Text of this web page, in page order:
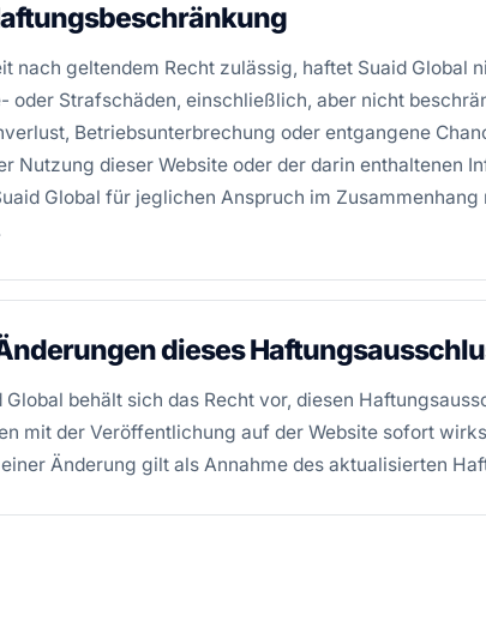
nach geltendem Recht zulässig, haftet Suaid Global
oder Strafschäden, einschließlich, aber nicht
Betriebsunterbrechung oder entgangene
Nutzung dieser Website oder der darin enthaltenen
Global für jeglichen Anspruch im
dieses
Global behält sich das Recht vor, diesen
mit der Veröffentlichung auf der Website sofort
Änderung gilt als Annahme des aktualisierten